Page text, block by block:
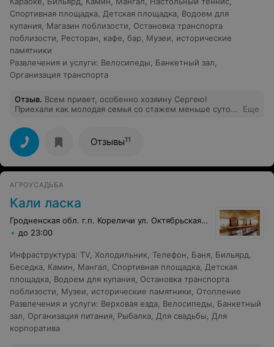
Спортивная площадка, Детская площадка, Водоем для
купания, Магазин поблизости, Остановка транспорта
поблизости, Ресторан, кафе, бар, Музеи, исторические
памятники
Развлечения и услуги: Велосипеды, Банкетный зал,
Организация транспорта
Отзыв. Всем привет, особенно хозяину Сергею!
Приехали как молодая семья со стажем меньше суток,
очень аккуратно и душевно, несмотря на то что
коттедж на две семьи, чужого присутствия не
замечали абсолютно, было ощущение полного
спокойствия и умиротворения. Спасибо хозяину что
была возможность выбрать место где сделать шашлык
видом на Мирский замок или в крытой терассе. Как
только мы стали делать шашлык, прибежал
стеснительный кот, ему тоже кусочек перепал. Баню
хозяин сделал как мы и просили вовремя, что было
очень приятно. Особенно классным нам показалась
парилка и веники. Вобщем если хотите спокойствия и
лучше места не найти. + Экскурсия в Мирский замок
только улучшит ваши впечатления от этого места
Еще
Отзывы11
АГРОУСАДЬБА
Кали ласка
Гродненская обл. г.п. Кореличи ул. Октябрьская, 39
до 23:00
Инфраструктура: TV, Холодильник, Телефон, Баня, Бильярд,
Беседка, Камин, Мангал, Спортивная площадка, Детская
площадка, Водоем для купания, Остановка транспорта
поблизости, Музеи, исторические памятники, Отопление
Развлечения и услуги: Верховая езда, Велосипеды, Банкетный
зал, Организация питания, Рыбалка, Для свадьбы, Для
корпоратива